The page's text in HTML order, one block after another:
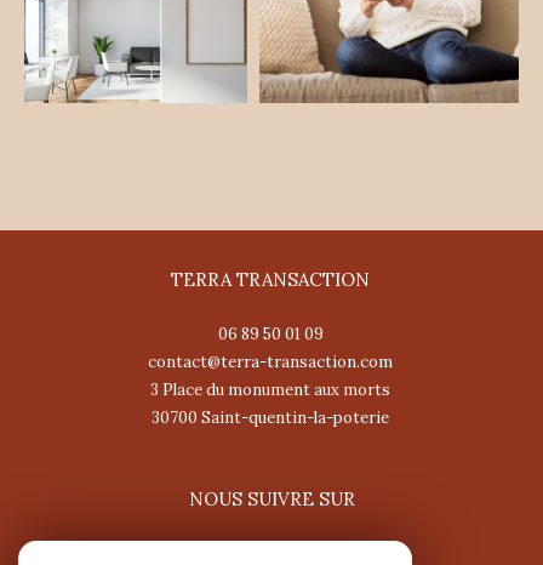
TERRA TRANSACTION
06 89 50 01 09
contact@terra-transaction.com
3 Place du monument aux morts
30700
saint-quentin-la-poterie
NOUS SUIVRE SUR